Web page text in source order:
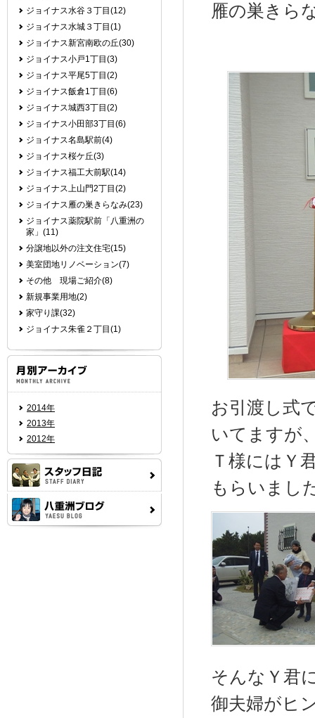
雁の巣きら
お引渡し式
いてますが
Ｔ様にはＹ
もらいまし
そんなＹ君
御夫婦がヒ
ジョイナス水谷３丁目(12)
ジョイナス水城３丁目(1)
ジョイナス新宮南欧の丘(30)
ジョイナス小戸1丁目(3)
ジョイナス平尾5丁目(2)
ジョイナス飯倉1丁目(6)
ジョイナス城西3丁目(2)
ジョイナス小田部3丁目(6)
ジョイナス名島駅前(4)
ジョイナス桜ケ丘(3)
ジョイナス福工大前駅(14)
ジョイナス上山門2丁目(2)
ジョイナス雁の巣きらなみ(23)
ジョイナス薬院駅前「八重洲の
家」(11)
分譲地以外の注文住宅(15)
美室団地リノベーション(7)
その他 現場ご紹介(8)
新規事業用地(2)
家守り課(32)
ジョイナス朱雀２丁目(1)
2014年
2013年
2012年